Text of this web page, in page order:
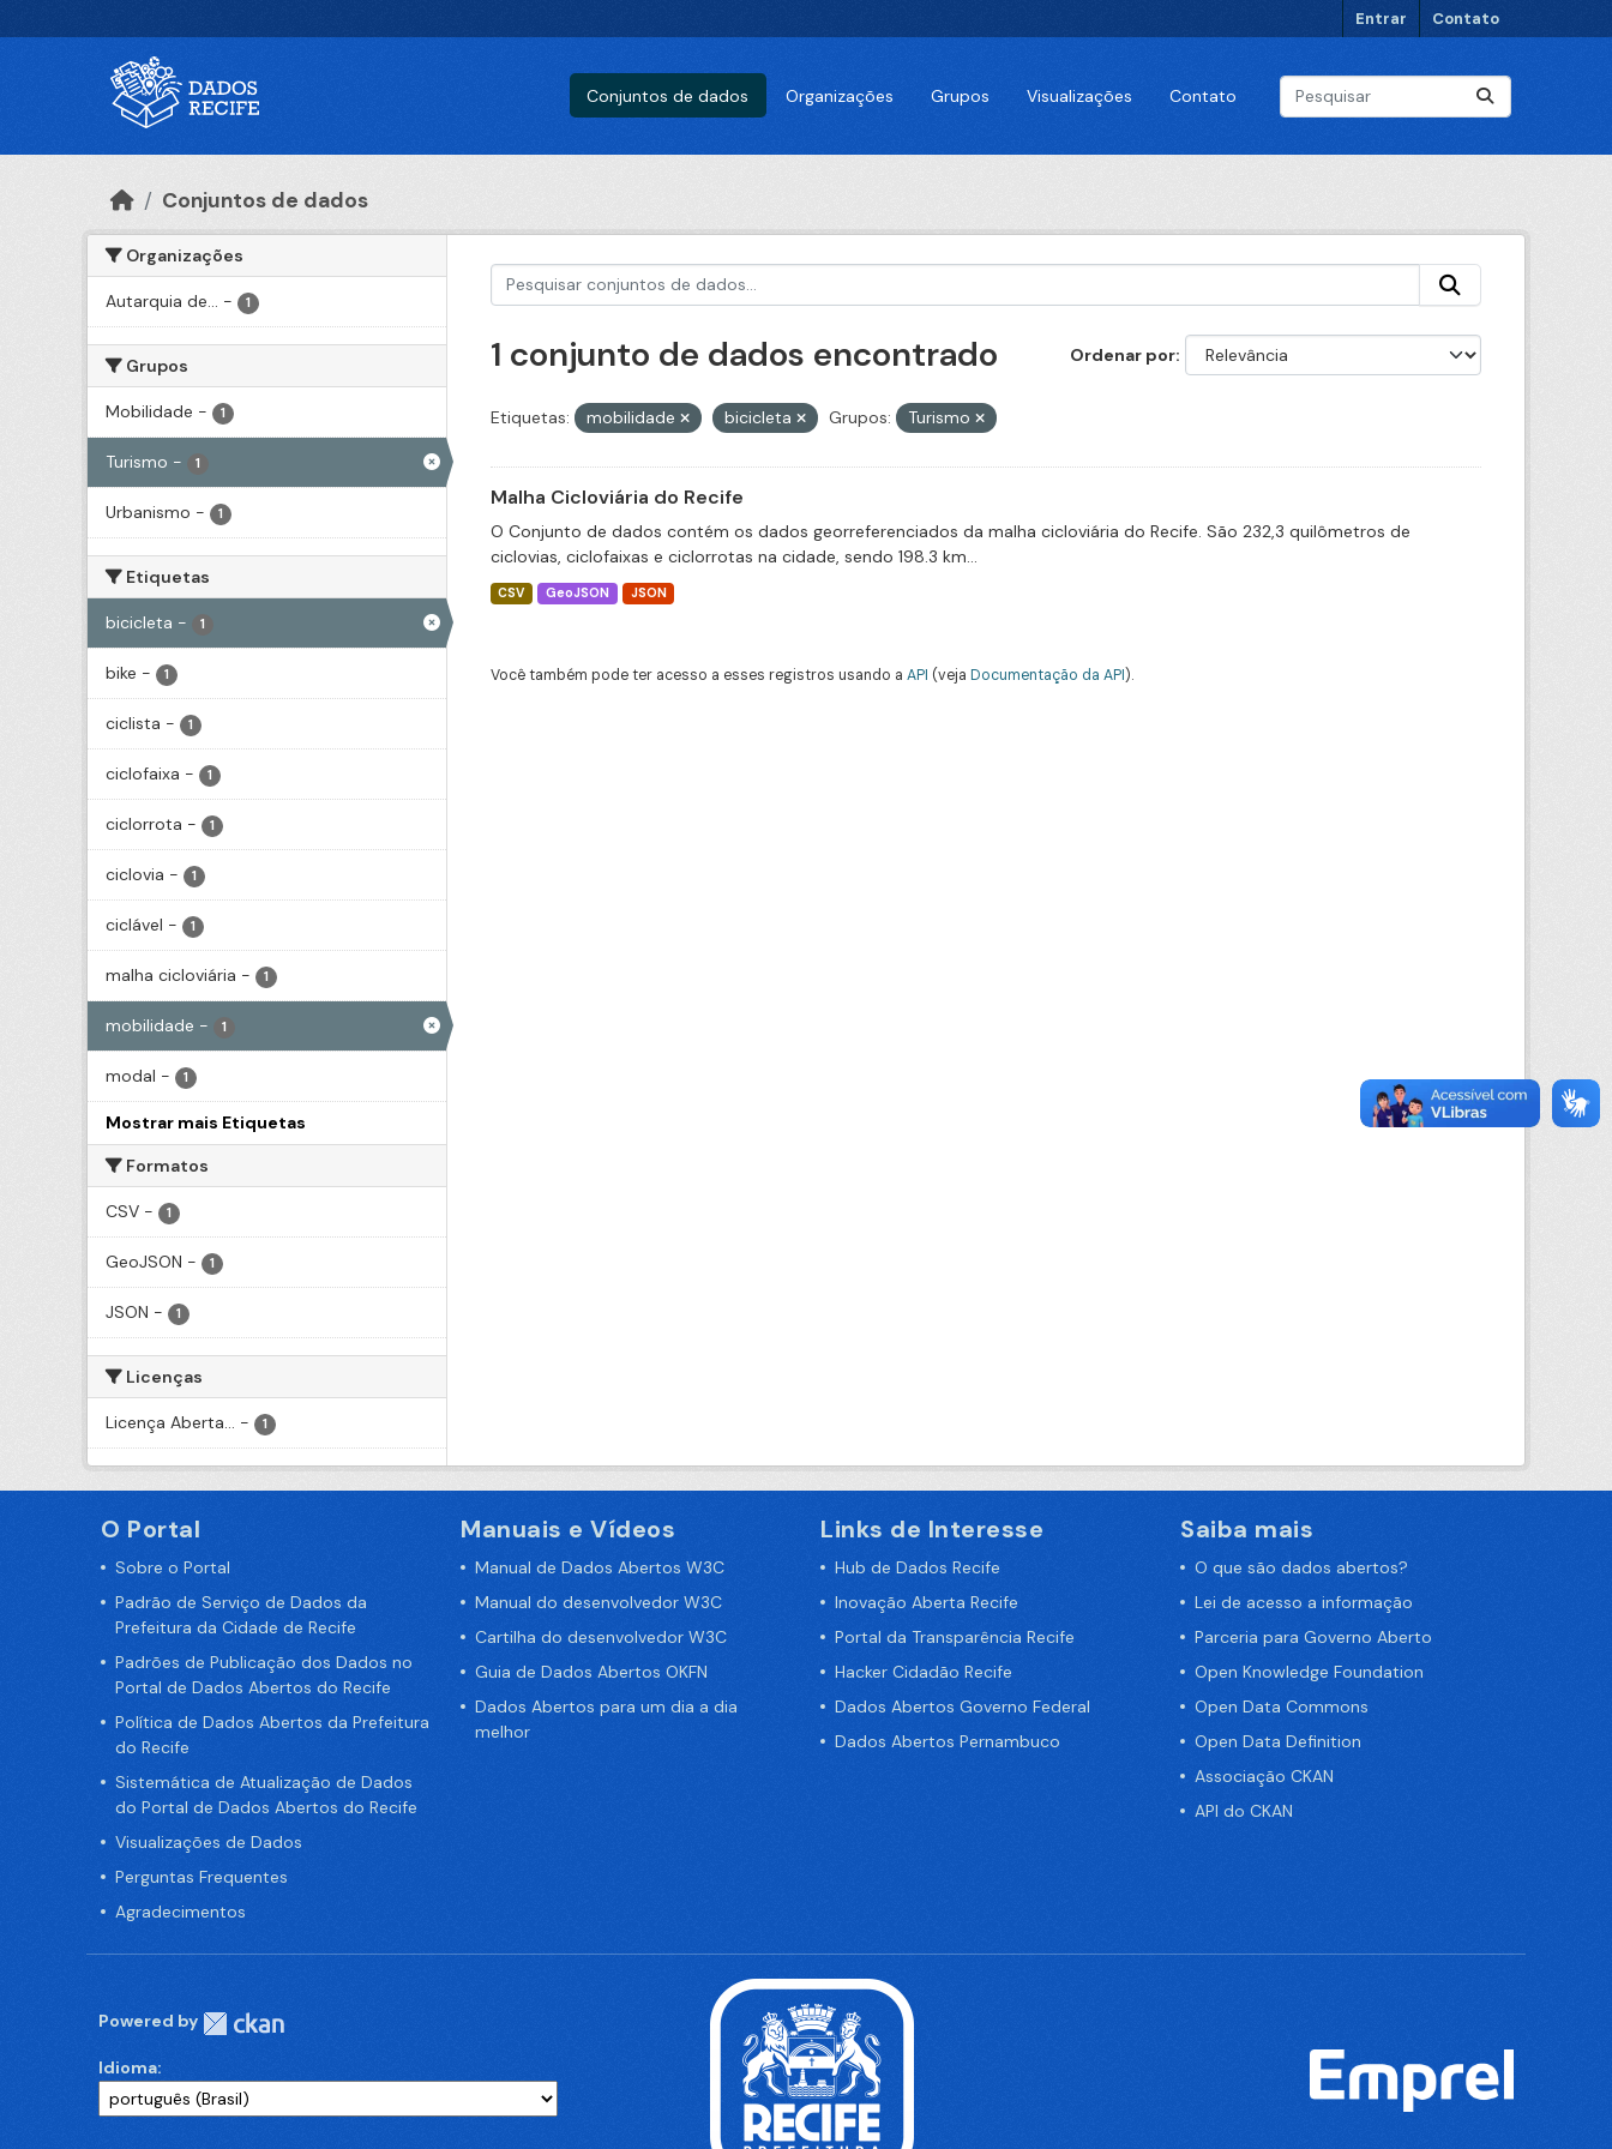
Entrar Contato
Conjuntos de dados Organizações Grupos Visualizações Contato
Conjuntos de dados
Organizações
Autarquia de... - 1
Grupos
Mobilidade - 1
Turismo - 1
Urbanismo - 1
Etiquetas
bicicleta - 1
bike - 1
ciclista - 1
ciclofaixa - 1
ciclorrota - 1
ciclovia - 1
ciclável - 1
malha cicloviária - 1
mobilidade - 1
modal - 1
Mostrar mais Etiquetas
Formatos
CSV - 1
GeoJSON - 1
JSON - 1
Licenças
Licença Aberta... - 1
Ordenar por
1 conjunto de dados encontrado
Etiquetas: mobilidade bicicleta Grupos: Turismo
Malha Cicloviária do Recife
O Conjunto de dados contém os dados georreferenciados da malha cicloviária do Recife. São 232,3 quilômetros de
ciclovias, ciclofaixas e ciclorrotas na cidade, sendo 198.3 km...
CSV GeoJSON JSON
Você também pode ter acesso a esses registros usando a API (veja Documentação da API).
O Portal
Sobre o Portal
Padrão de Serviço de Dados da
Prefeitura da Cidade de Recife
Padrões de Publicação dos Dados no
Portal de Dados Abertos do Recife
Política de Dados Abertos da Prefeitura
do Recife
Sistemática de Atualização de Dados
do Portal de Dados Abertos do Recife
Visualizações de Dados
Perguntas Frequentes
Agradecimentos
Manuais e Vídeos
Manual de Dados Abertos W3C
Manual do desenvolvedor W3C
Cartilha do desenvolvedor W3C
Guia de Dados Abertos OKFN
Dados Abertos para um dia a dia
melhor
Links de Interesse
Hub de Dados Recife
Inovação Aberta Recife
Portal da Transparência Recife
Hacker Cidadão Recife
Dados Abertos Governo Federal
Dados Abertos Pernambuco
Saiba mais
O que são dados abertos?
Lei de acesso a informação
Parceria para Governo Aberto
Open Knowledge Foundation
Open Data Commons
Open Data Definition
Associação CKAN
API do CKAN
Powered by
Idioma